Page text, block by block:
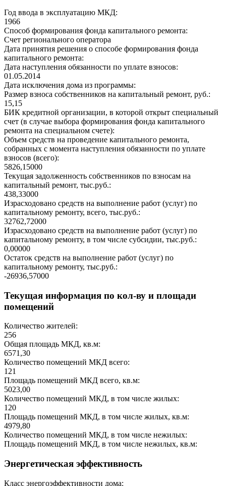
Год ввода в эксплуатацию МКД:
1966
Способ формирования фонда капитального ремонта:
Счет регионального оператора
Дата принятия решения о способе формирования фонда
капитального ремонта:
Дата наступления обязанности по уплате взносов:
01.05.2014
Дата исключения дома из программы:
Размер взноса собственников на капитальный ремонт, руб.:
15,15
БИК кредитной организации, в которой открыт специальный
счет (в случае выбора формирования фонда капитального
ремонта на специальном счете):
Объем средств на проведение капитального ремонта,
собранных с момента наступления обязанности по уплате
взносов (всего):
5826,15000
Текущая задолженность собственников по взносам на
капитальный ремонт, тыс.руб.:
438,33000
Израсходовано средств на выполнение работ (услуг) по
капитальному ремонту, всего, тыс.руб.:
32762,72000
Израсходовано средств на выполнение работ (услуг) по
капитальному ремонту, в том числе субсидии, тыс.руб.:
0,00000
Остаток средств на выполнение работ (услуг) по
капитальному ремонту, тыс.руб.:
-26936,57000
Текущая информация по кол-ву и площади
помещений
Количество жителей:
256
Общая площадь МКД, кв.м:
6571,30
Количество помещений МКД всего:
121
Площадь помещений МКД всего, кв.м:
5023,00
Количество помещений МКД, в том числе жилых:
120
Площадь помещений МКД, в том числе жилых, кв.м:
4979,80
Количество помещений МКД, в том числе нежилых:
Площадь помещений МКД, в том числе нежилых, кв.м:
Энергетическая эффективность
Класс энергоэффективности дома: